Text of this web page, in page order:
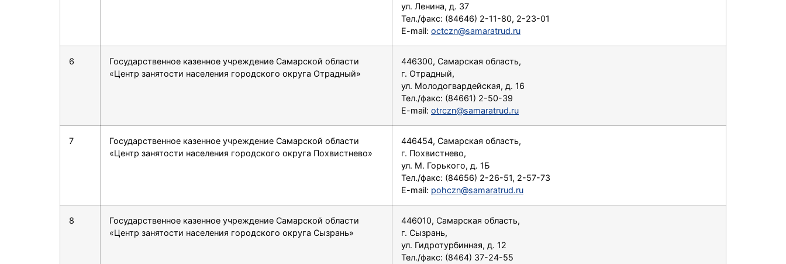
ул. Ленина, д. 37
Тел./факс: (84646) 2-11-80, 2-23-01
E-mail: octczn@samaratrud.ru
6
Государственное казенное учреждение Самарской области
«Центр занятости населения городского округа Отрадный»
446300, Самарская область,
г. Отрадный,
ул. Молодогвардейская, д. 16
Тел./факс: (84661) 2-50-39
E-mail: otrczn@samaratrud.ru
7
Государственное казенное учреждение Самарской области
«Центр занятости населения городского округа Похвистнево»
446454, Самарская область,
г. Похвистнево,
ул. М. Горького, д. 1Б
Тел./факс: (84656) 2-26-51, 2-57-73
E-mail: pohczn@samaratrud.ru
8
Государственное казенное учреждение Самарской области
«Центр занятости населения городского округа Сызрань»
446010, Самарская область,
г. Сызрань,
ул. Гидротурбинная, д. 12
Тел./факс: (8464) 37-24-55